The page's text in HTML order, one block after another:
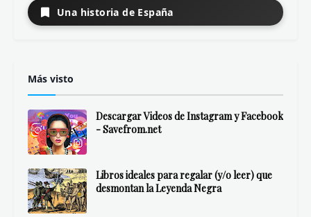
Una historia de España
Más visto
Descargar Videos de Instagram y Facebook
- Savefrom.net
Libros ideales para regalar (y/o leer) que
desmontan la Leyenda Negra